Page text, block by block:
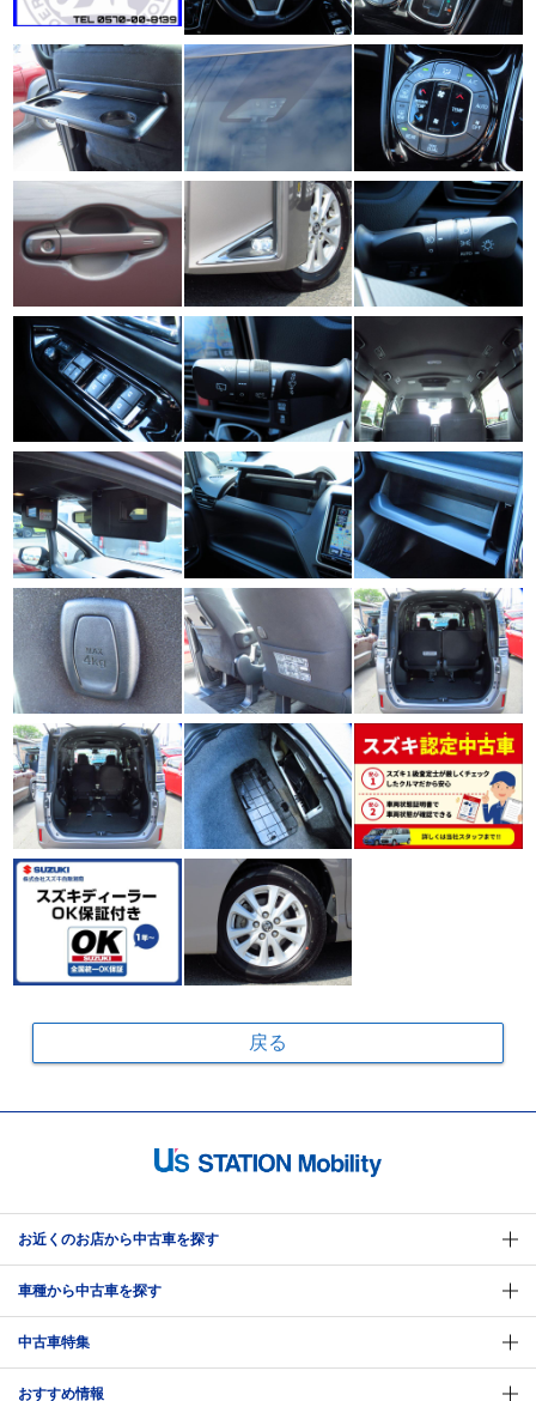
戻る
お近くのお店から中古車を探す
車種から中古車を探す
中古車特集
おすすめ情報